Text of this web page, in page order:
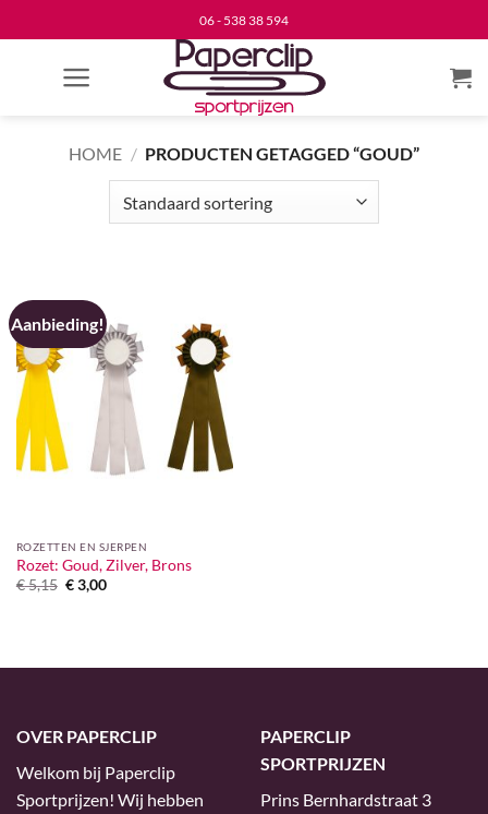
naar
06 - 538 38 594
HOME / PRODUCTEN GETAGGED “GOUD”
Aanbieding!
ROZETTEN EN SJERPEN
Rozet: Goud, Zilver, Brons
€5,15 Oorspronkelijke
prijs
€3,00Huidige
OVER PAPERCLIP
Welkom bij Paperclip
Sportprijzen! Wij hebben
PAPERCLIP
SPORTPRIJZEN
Prins Bernhardstraat 3